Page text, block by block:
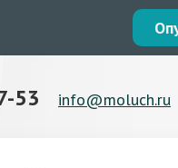
53 info@moluch.ru